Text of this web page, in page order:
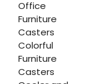
Office
Furniture
Casters
Colorful
Furniture
Casters